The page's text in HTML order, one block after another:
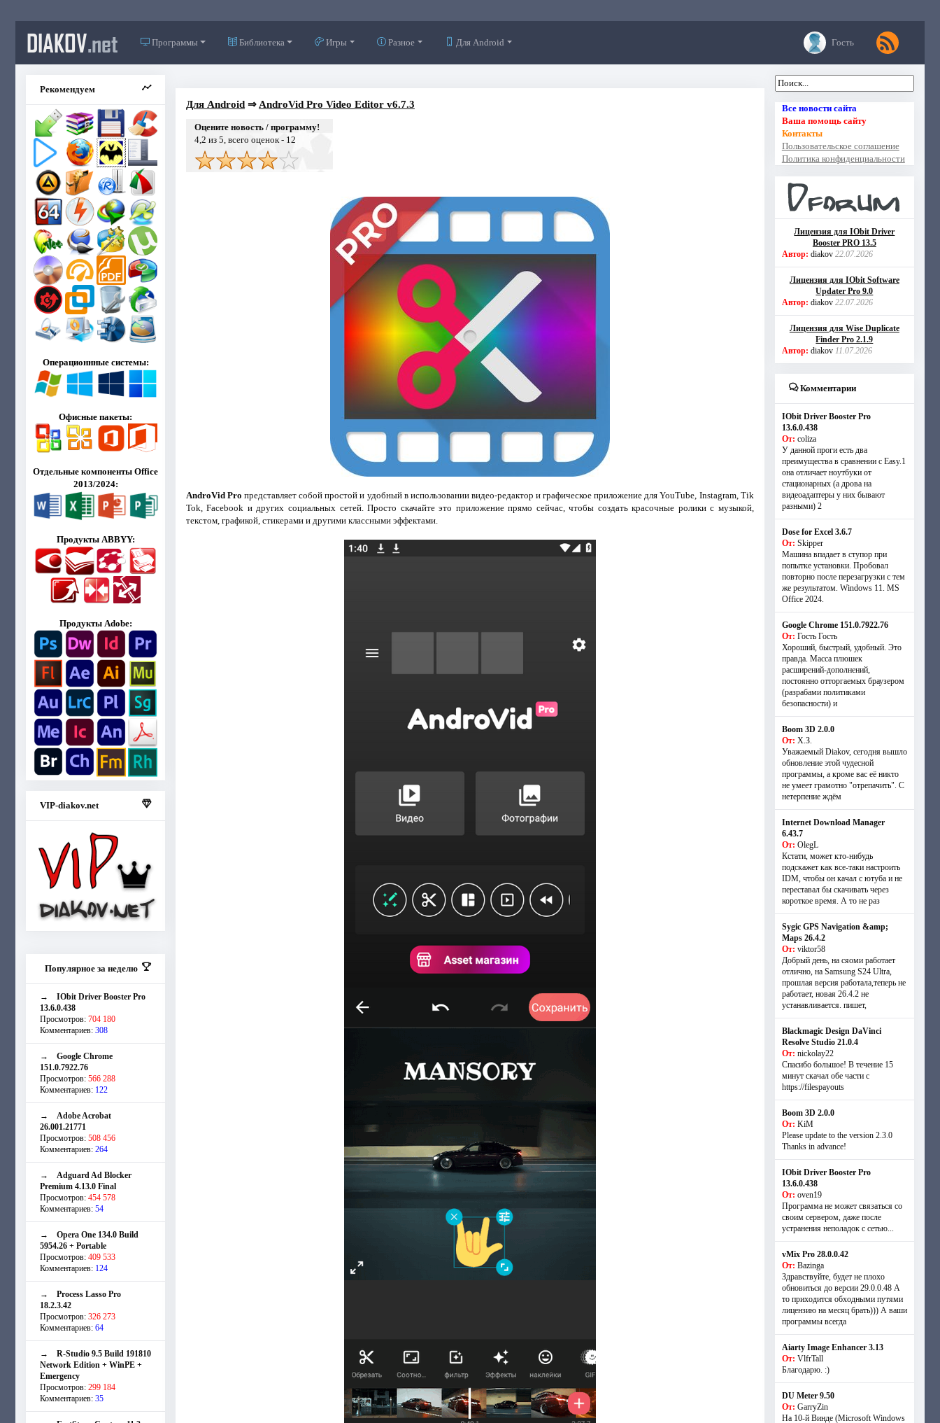
DIAKOV.net Программы Библиотека Игры Разное Для Android Гость
Рекомендуем
Операционнные системы:
Офисные пакеты:
Отдельные компоненты Office
2013/2024:
Продукты ABBYY:
Продукты Adobe:
VIP-diakov.net
Популярное за неделю
→ IObit Driver Booster Pro
13.6.0.438
Просмотров: 704 180
Комментариев: 308
→ Google Chrome
151.0.7922.76
Просмотров: 566 288
Комментариев: 122
→ Adobe Acrobat
26.001.21771
Просмотров: 508 456
Комментариев: 264
→ Adguard Ad Blocker
Premium 4.13.0 Final
Просмотров: 454 578
Комментариев: 54
→ Opera One 134.0 Build
5954.26 + Portable
Просмотров: 409 533
Комментариев: 124
→ Process Lasso Pro
18.2.3.42
Просмотров: 326 273
Комментариев: 64
→ R-Studio 9.5 Build 191810
Network Edition + WinPE +
Emergency
Просмотров: 299 184
Комментариев: 35
Для Android⇒ AndroVid Pro Video Editor v6.7.3
Оцените новость / программу!
4,2 из 5, всего оценок - 12
AndroVid Pro представляет собой простой и удобный в использовании видео-редактор и графическое приложение для YouTube, Instagram, Tik
Tok, Facebook и других социальных сетей. Просто скачайте это приложение прямо сейчас, чтобы создать красочные ролики с музыкой,
текстом, графикой, стикерами и другими классными эффектами.
Все новости сайта
Ваша помощь сайту
Контакты
Пользовательское соглашение
Политика конфиденциальности
Лицензия для IObit Driver
Booster PRO 13.5
Автор: diakov 22.07.2026
Лицензия для IObit Software
Updater Pro 9.0
Автор: diakov 22.07.2026
Лицензия для Wise Duplicate
Finder Pro 2.1.9
Автор: diakov 11.07.2026
Комментарии
IObit Driver Booster Pro
13.6.0.438
От: coliza
У данной проги есть два
преимущества в сравнении с Easy.1
она отличает ноутбуки от
стационарных (а дрова на
видеоадаптеры у них бывают
разными) 2
Dose for Excel 3.6.7
От: Skipper
Машина впадает в ступор при
попытке установки. Пробовал
повторно после перезагрузки с тем
же результатом. Windows 11. MS
Offiсe 2024.
Google Chrome 151.0.7922.76
От: Гость Гость
Хороший, быстрый, удобный. Это
правда. Масса плюшек
расширений-дополнений,
постоянно отторгаемых браузером
(разрабами политиками
безопасности) и
Boom 3D 2.0.0
От: Х.З.
Уважаемый Diakov, сегодня вышло
обновление этой чудесной
программы, а кроме вас её никто
не умеет грамотно "отрепачить". С
нетерпение ждём
Internet Download Manager
6.43.7
От: OlegL
Кстати, может кто-нибудь
подскажет как все-таки настроить
IDM, чтобы он качал с ютуба и не
переставал бы скачивать через
короткое время. А то не раз
Sygic GPS Navigation &amp;
Maps 26.4.2
От: viktor58
Добрый день, на сяоми работает
отлично, на Samsung S24 Ultra,
прошлая версия работала,теперь не
работает, новая 26.4.2 не
устанавливается. пишет,
Blackmagic Design DaVinci
Resolve Studio 21.0.4
От: nickolay22
Спасибо большое! В течение 15
минут скачал обе части с
https://filespayouts
Boom 3D 2.0.0
От: KiM
Please update to the version 2.3.0
Thanks in advance!
IObit Driver Booster Pro
13.6.0.438
От: oven19
Программа не может связаться со
своим сервером, даже после
устранения неполадок с сетью...
vMix Pro 28.0.0.42
От: Bazinga
Здравствуйте, будет не плохо
обновиться до версии 29.0.0.48 А
то приходится обходными путями
лицензию на месяц брать))) А ваши
программы всегда
Aiarty Image Enhancer 3.13
От: VlfrTall
Благодарю. :)
DU Meter 9.50
От: GarryZin
На 10-й Винде (Microsoft Windows